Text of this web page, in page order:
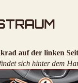
auf der linken
sich hinter dem